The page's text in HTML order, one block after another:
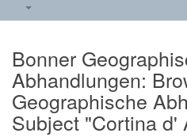
Bonner
Abhandlungen:
Geographische
Subject "Cortina d'